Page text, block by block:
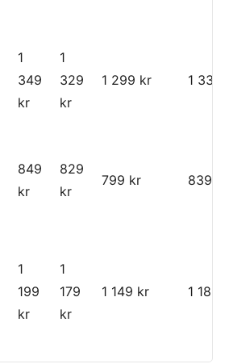
1
349
kr
1
329
kr
1 299 kr 1 339
849
kr
829
kr
799 kr 839 kr
1
199
kr
1
179
kr
1 149 kr 1 189